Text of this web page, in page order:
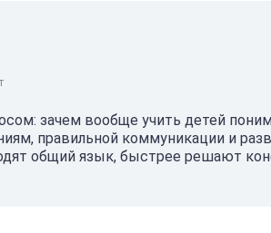
зачем вообще учить детей
правильной коммуникации и
общий язык, быстрее решают